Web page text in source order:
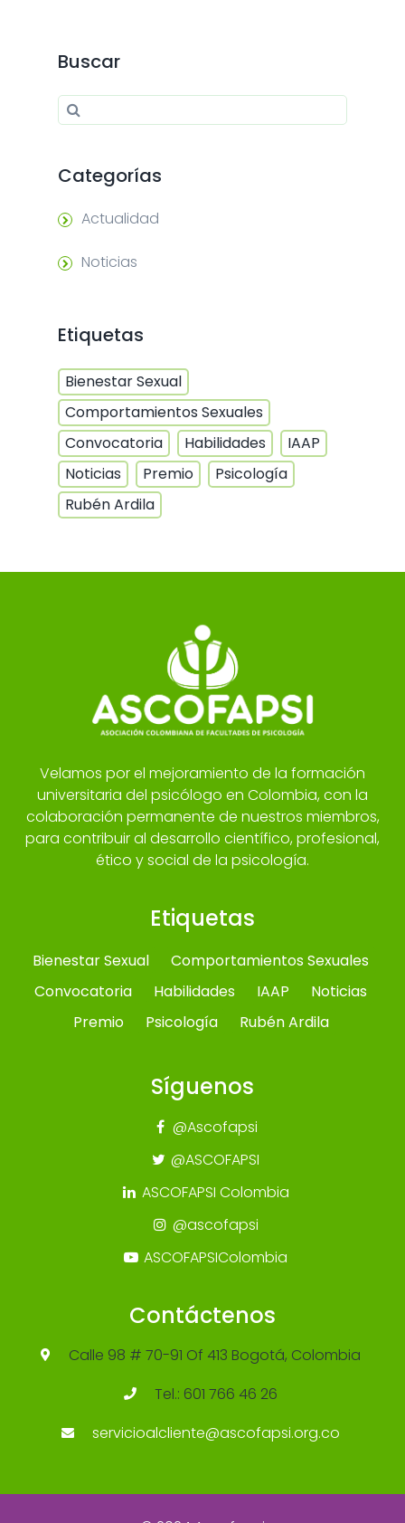
Buscar
Search for:
Categorías
Actualidad
Noticias
Etiquetas
Bienestar Sexual
Comportamientos Sexuales
Convocatoria
Habilidades
IAAP
Noticias
Premio
Psicología
Rubén Ardila
Velamos por el mejoramiento de la formación
universitaria del psicólogo en Colombia, con la
colaboración permanente de nuestros miembros,
para contribuir al desarrollo científico, profesional,
ético y social de la psicología.
Etiquetas
Bienestar Sexual
Comportamientos Sexuales
Convocatoria
Habilidades IAAP
Noticias
Premio
Psicología Rubén Ardila
Síguenos
@Ascofapsi
@ASCOFAPSI
ASCOFAPSI Colombia
@ascofapsi
ASCOFAPSIColombia
Contáctenos
Calle 98 # 70-91 Of 413 Bogotá, Colombia
Tel.: 601 766 46 26
servicioalcliente@ascofapsi.org.co